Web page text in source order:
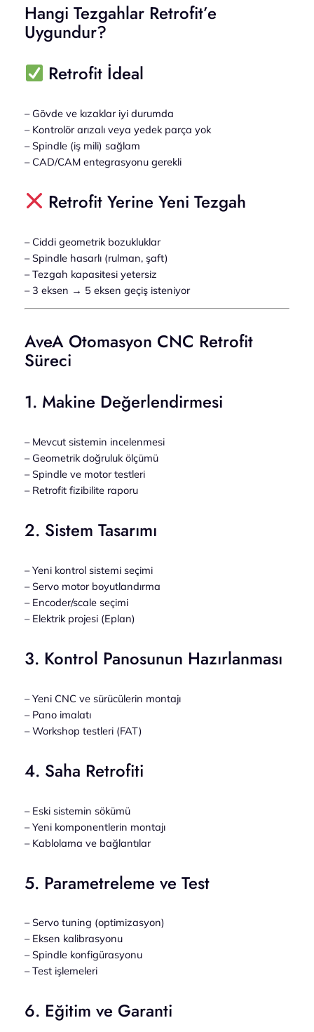
Hangi Tezgahlar Retrofit’e
Uygundur?
Retrofit İdeal
– Gövde ve kızaklar iyi durumda
– Kontrolör arızalı veya yedek parça yok
– Spindle (iş mili) sağlam
– CAD/CAM entegrasyonu gerekli
Retrofit Yerine Yeni Tezgah
– Ciddi geometrik bozukluklar
– Spindle hasarlı (rulman, şaft)
– Tezgah kapasitesi yetersiz
– 3 eksen → 5 eksen geçiş isteniyor
AveA Otomasyon CNC Retrofit
Süreci
1. Makine Değerlendirmesi
– Mevcut sistemin incelenmesi
– Geometrik doğruluk ölçümü
– Spindle ve motor testleri
– Retrofit fizibilite raporu
2. Sistem Tasarımı
– Yeni kontrol sistemi seçimi
– Servo motor boyutlandırma
– Encoder/scale seçimi
– Elektrik projesi (Eplan)
3. Kontrol Panosunun Hazırlanması
– Yeni CNC ve sürücülerin montajı
– Pano imalatı
– Workshop testleri (FAT)
4. Saha Retrofiti
– Eski sistemin sökümü
– Yeni komponentlerin montajı
– Kablolama ve bağlantılar
5. Parametreleme ve Test
– Servo tuning (optimizasyon)
– Eksen kalibrasyonu
– Spindle konfigürasyonu
– Test işlemeleri
6. Eğitim ve Garanti